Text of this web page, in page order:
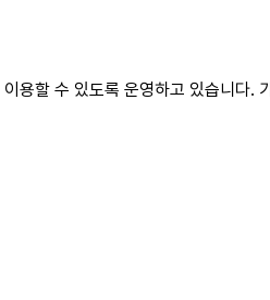
용할 수 있도록 운영하고 있습니다.